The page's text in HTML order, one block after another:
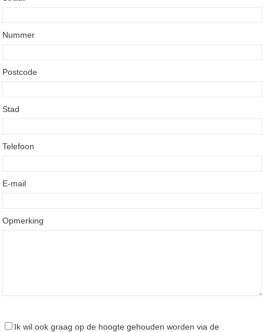
Nummer
Postcode
Stad
Telefoon
E-mail
Opmerking
Ik wil ook graag op de hoogte gehouden worden via de